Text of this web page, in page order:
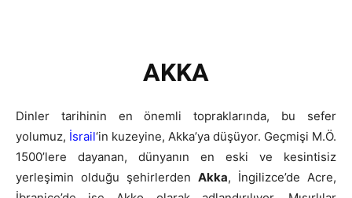
AKKA
Dinler tarihinin en önemli topraklarında, bu sefer
yolumuz, İsrail‘in kuzeyine, Akka’ya düşüyor. Geçmişi M.Ö.
1500’lere dayanan, dünyanın en eski ve kesintisiz
yerleşimin olduğu şehirlerden Akka, İngilizce’de Acre,